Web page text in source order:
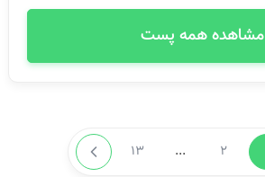
مشاهده همه پست
2
...
13